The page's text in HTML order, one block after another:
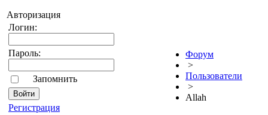
Авторизация
Логин:
Пароль:
Запомнить
Pегиcтрaция
Форум
>
Пользователи
>
Allah